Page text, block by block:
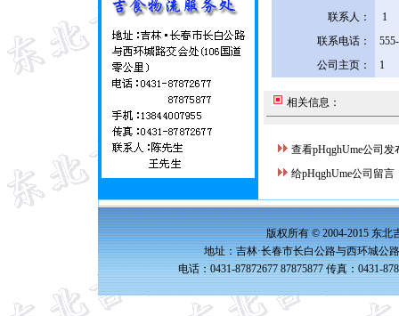
联系人：
1
联系电话：
公司主页：
1
相关信息：
查看pHqghUme公司发
给pHqghUme公司留言
版权所有 © 2004-2015 东北
地址：吉林·长春市长白公路与西环城公
电话：0431-87872677 87875877 传真：0431-